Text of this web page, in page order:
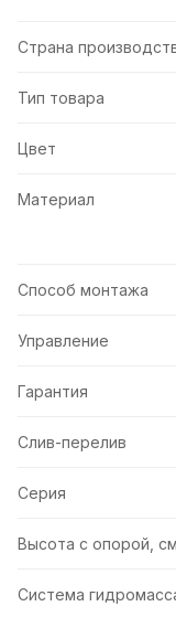
Страна
Тип товара
Цвет
Материал
Способ монтажа
Управление
Гарантия
Слив-перелив
Серия
Высота с опорой, см
Система